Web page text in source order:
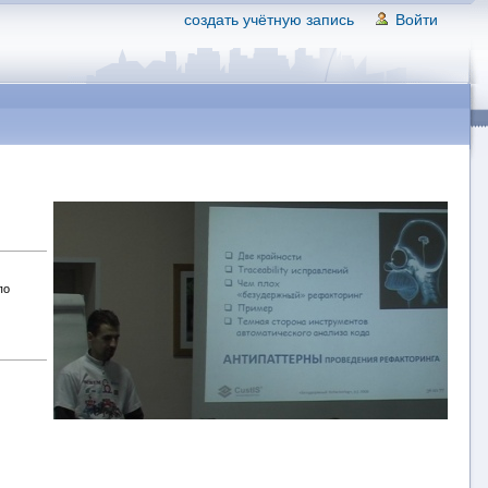
создать учётную запись Войти